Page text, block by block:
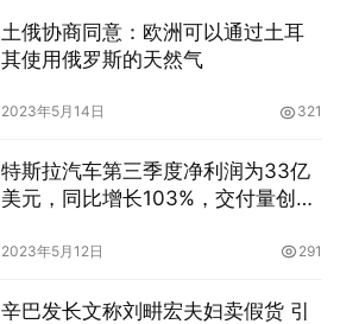
土俄协商同意：欧洲可以通过土耳
其使用俄罗斯的天然气
2023年5月14日 321
特斯拉汽车第三季度净利润为33亿
美元，同比增长103%，交付量创纪
2023年5月12日 291
辛巴发长文称刘畊宏夫妇卖假货 引